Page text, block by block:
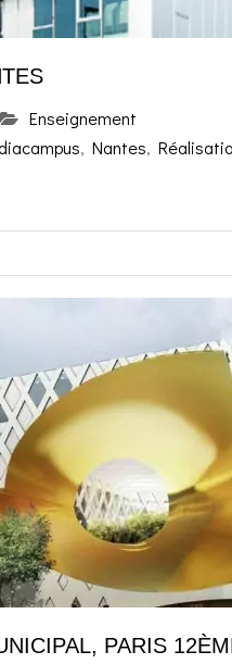
Enseignement
, Nantes,
PARIS